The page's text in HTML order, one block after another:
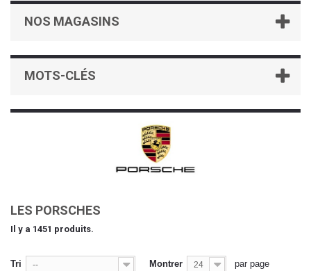
NOS MAGASINS
MOTS-CLÉS
LES PORSCHES
Il y a 1451 produits.
Tri -- Montrer 24 par page